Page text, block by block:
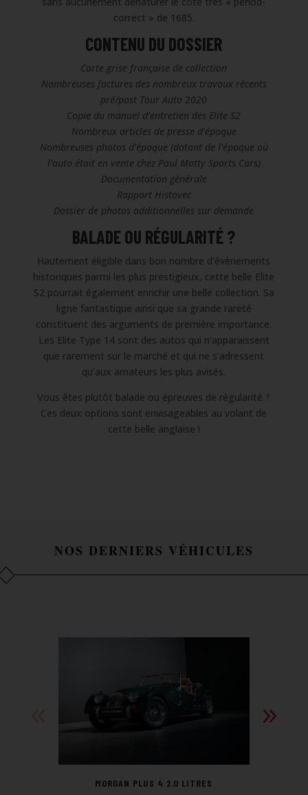
correct » de 1685.
CONTENU DU DOSSIER
Carte grise française de collection
Nombreuses factures des nombreux travaux récents
pré/post Tour Auto 2020
Copie du manuel d’entretien des Elite S2
Nombreux articles de presse d’époque
Nombreuses photos d’époque (datant de l’époque où
l’auto était en vente chez Paul Matty Sports Cars)
Documentation générale
Rapport Histovec
Dossier de photos additionnelles sur demande
BALADE OU RÉGULARITÉ ?
Hautement éligible dans bon nombre d’évènements
historiques parmi les plus prestigieux, cette belle Elite
S2 pourrait également enrichir une belle collection. Sa
ligne fantastique ainsi que sa grande rareté
constituent des arguments de première importance.
Les Elite Type 14 sont des autos qui n’apparaissent
que rarement sur le marché et qui ne s’adressent
qu’aux amateurs les plus avisés.
Vous êtes plutôt balade ou épreuves de régularité ?
Ces deux options sont envisageables au volant de
cette belle anglaise !
NOS DERNIERS VÉHICULES
MORGAN PLUS 4 2.0 LITRES